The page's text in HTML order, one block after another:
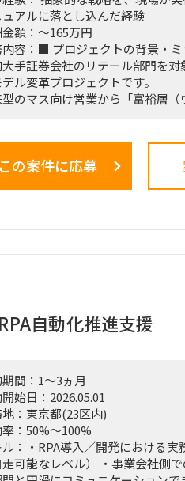
アルに落とし込んだ経験
額：～165万円
内容：■ プロジェクトの背景・
手証券会社のリテール部門を
ル変革プロジェクトです。
のマス向け営業から「富裕層（
要エンゲージメントとなってい
ファームが描いた絵に留まらず、
断タスクフォース（TF）の実質
AI）の両面から中身の議論に入り
にドライブさせるプレイングマ
的な業務内容
向けセグメント戦略、KPI設計
上流企画」と、現場への落とし
を同時進行（アジャイル的）で
役員クラスに対する定期的なレ
ィスカッション（壁打ち）への
この案件に応募
自動化推進支援
間：1～3ヵ月
始日：2026.05.01
：東京都(23区内)
：50%～100%
ル：・RPA導入／開発における実
可能なレベル） ・事業会社側